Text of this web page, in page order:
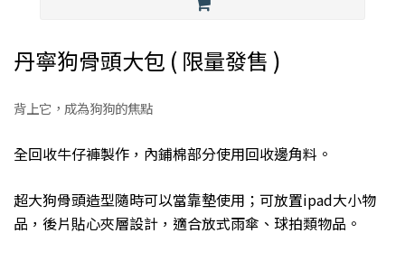
丹寧狗骨頭大包 ( 限量發售 )
背上它，成為狗狗的焦點
全回收牛仔褲製作，內鋪棉部分使用回收邊角料。
超大狗骨頭造型隨時可以當靠墊使用；可放置ipad大小物
品，後片貼心夾層設計，適合放式雨傘、球拍類物品。